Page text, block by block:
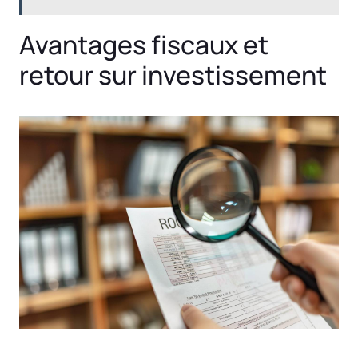
Avantages fiscaux et
retour sur investissement